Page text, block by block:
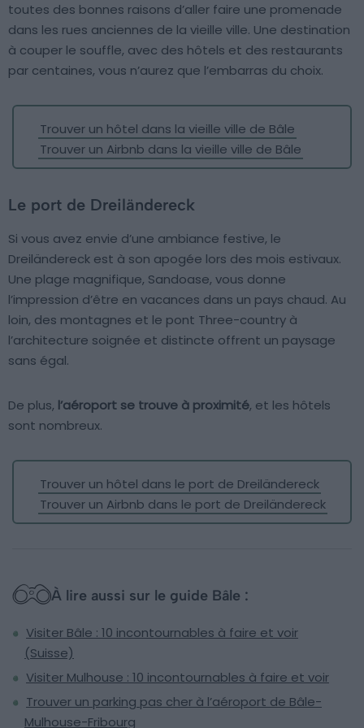
toutes des bonnes raisons d’aller faire une promenade
dans les rues anciennes de la vieille ville. Une destination
à couper le souffle, avec des hôtels et des restaurants
par centaines, vous n’aurez que l’embarras du choix.
Trouver un hôtel dans la vieille ville de Bâle
Trouver un Airbnb dans la vieille ville de Bâle
Le port de Dreiländereck
Si vous avez envie d’une ambiance festive, le
Dreiländereck est à son apogée lors des mois estivaux.
Une plage magnifique, Sandoase, vous donne
l’impression d’être en vacances dans un pays chaud. Au
loin, des montagnes et le pont Three-country à
l’architecture soignée et distincte offrent un paysage
sans égal.
De plus, l’aéroport se trouve à proximité, et les hôtels
sont nombreux.
Trouver un hôtel dans le port de Dreiländereck
Trouver un Airbnb dans le port de Dreiländereck
À lire aussi sur le guide Bâle :
Visiter Bâle : 10 incontournables à faire et voir
(Suisse)
Visiter Mulhouse : 10 incontournables à faire et voir
Trouver un parking pas cher à l’aéroport de Bâle-
Mulhouse-Fribourg